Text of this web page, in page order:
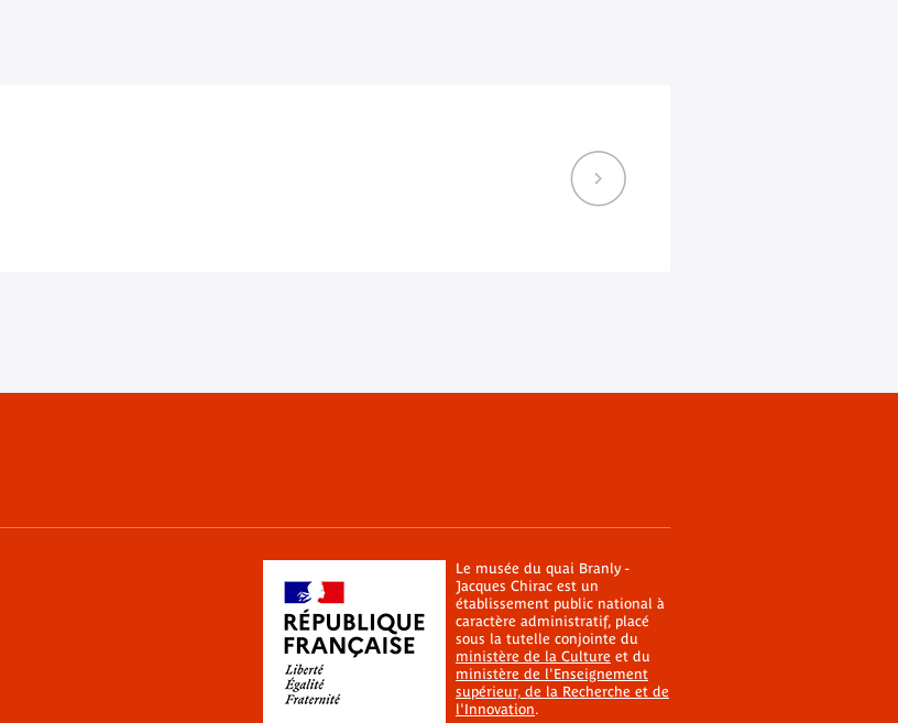
Le musée du quai Branly -
Jacques Chirac est un
établissement public national à
caractère administratif, placé
sous la tutelle conjointe du
ministère de la Culture et du
ministère de l'Enseignement
supérieur, de la Recherche et de
l'Innovation.